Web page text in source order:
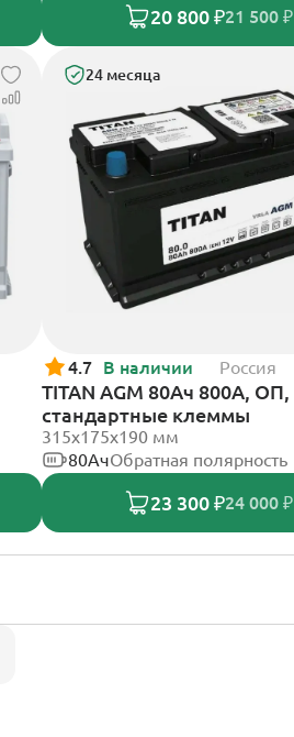
20 800 ₽21 500 ₽
24 месяца
4.7 В наличии Россия
TITAN AGM 80Ач 800А, ОП,
стандартные клеммы
315x175x190 мм
80АчОбратная полярность
23 300 ₽24 000 ₽